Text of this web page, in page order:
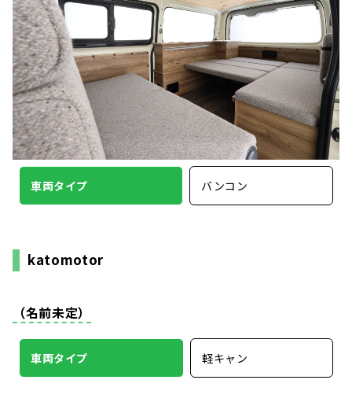
車両タイプ バンコン
katomotor
（名前未定）
車両タイプ 軽キャン